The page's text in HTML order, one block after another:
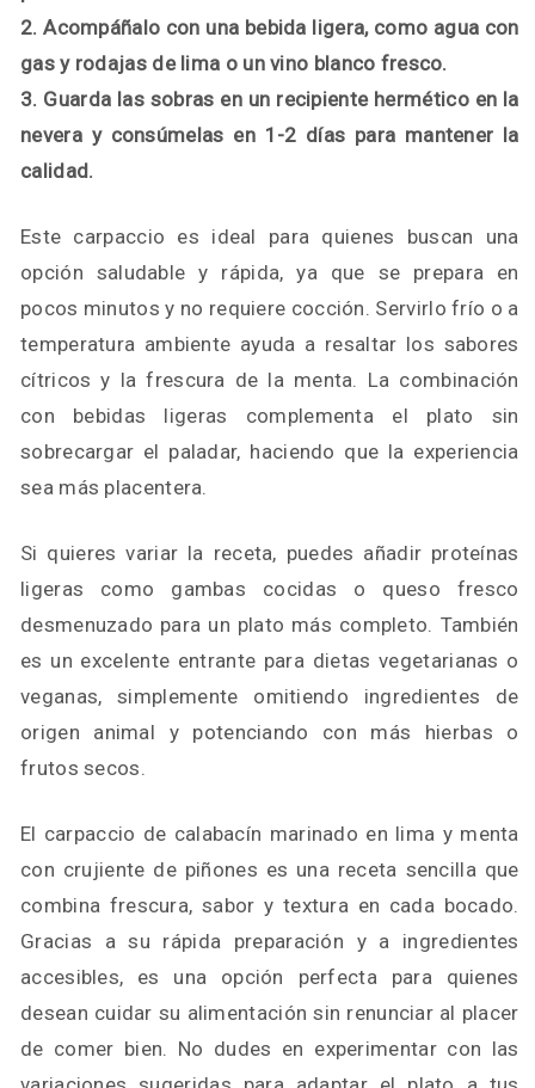
2. Acompáñalo con una bebida ligera, como agua con
gas y rodajas de lima o un vino blanco fresco.
3. Guarda las sobras en un recipiente hermético en la
nevera y consúmelas en 1-2 días para mantener la
calidad.
Este carpaccio es ideal para quienes buscan una
opción saludable y rápida, ya que se prepara en
pocos minutos y no requiere cocción. Servirlo frío o a
temperatura ambiente ayuda a resaltar los sabores
cítricos y la frescura de la menta. La combinación
con bebidas ligeras complementa el plato sin
sobrecargar el paladar, haciendo que la experiencia
sea más placentera.
Si quieres variar la receta, puedes añadir proteínas
ligeras como gambas cocidas o queso fresco
desmenuzado para un plato más completo. También
es un excelente entrante para dietas vegetarianas o
veganas, simplemente omitiendo ingredientes de
origen animal y potenciando con más hierbas o
frutos secos.
El carpaccio de calabacín marinado en lima y menta
con crujiente de piñones es una receta sencilla que
combina frescura, sabor y textura en cada bocado.
Gracias a su rápida preparación y a ingredientes
accesibles, es una opción perfecta para quienes
desean cuidar su alimentación sin renunciar al placer
de comer bien. No dudes en experimentar con las